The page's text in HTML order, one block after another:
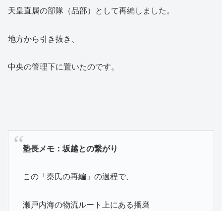
天皇直属の部隊（品部）として再編しました。
地方から引き抜き、
中央の管理下に置いたのです。
塾長メモ：坂越との繋がり
この「秦氏の再編」の過程で、
瀬戸内海の物流ルート上にある播磨